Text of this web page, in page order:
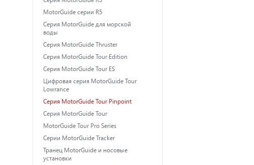
MotorGuide серии R5
Серия MotorGuide для морской
воды
Серия MotorGuide Thruster
Серия MotorGuide Tour Edition
Серия MotorGuide Tour ES
Цифровая серия MotorGuide Tour
Lowrance
Серия MotorGuide Tour Pinpoint
Серия MotorGuide Tour
MotorGuide Tour Pro Series
Серии MotorGuide Tracker
Транец MotorGuide и носовые
установки